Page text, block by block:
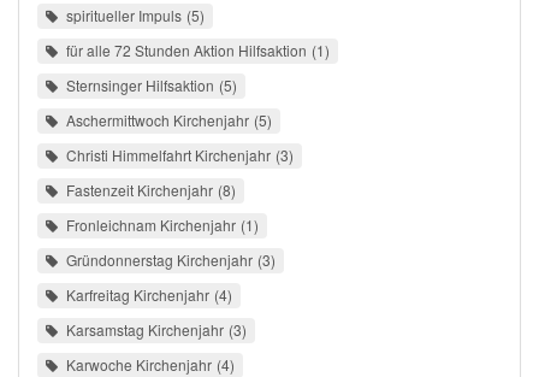
spiritueller Impuls 5
für alle 72 Stunden Aktion Hilfsaktion 1
Sternsinger Hilfsaktion 5
Aschermittwoch Kirchenjahr 5
Christi Himmelfahrt Kirchenjahr 3
Fastenzeit Kirchenjahr 8
Fronleichnam Kirchenjahr 1
Gründonnerstag Kirchenjahr 3
Karfreitag Kirchenjahr 4
Karsamstag Kirchenjahr 3
Karwoche Kirchenjahr 4